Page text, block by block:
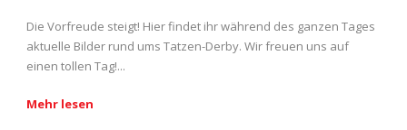
Die Vorfreude steigt! Hier findet ihr während des ganzen Tages
aktuelle Bilder rund ums Tatzen-Derby. Wir freuen uns auf
einen tollen Tag!...
Mehr lesen